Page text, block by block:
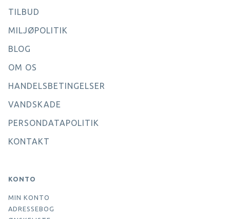
TILBUD
MILJØPOLITIK
BLOG
OM OS
HANDELSBETINGELSER
VANDSKADE
PERSONDATAPOLITIK
KONTAKT
KONTO
MIN KONTO
ADRESSEBOG